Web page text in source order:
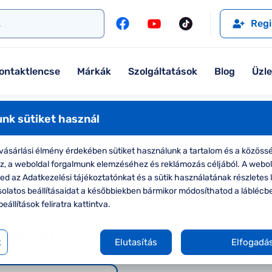
Márkák Szolgáltatások Blog
További márkáink megtekintése
Kollekciók
Seen Belépőár ajánlat
Szemüveglencsék
Kontaktlencse
Foglaljon online időpontot látásvizsgálatra
akár 50% keretekre és 20% lencsékre* Megnézem
Lencse kiválasztása Összefoglaló
sütiket használ
élmény érdekében sütiket használunk a tartalom és a
a weboldal forgalmunk elemzéséhez és reklámozás céljából. A
az Adatkezelési tájékoztatónkat és a sütik használatának részletes
beállításaidat a későbbiekben bármikor módosíthatod a
feliratra kattintva.
Elutasítás